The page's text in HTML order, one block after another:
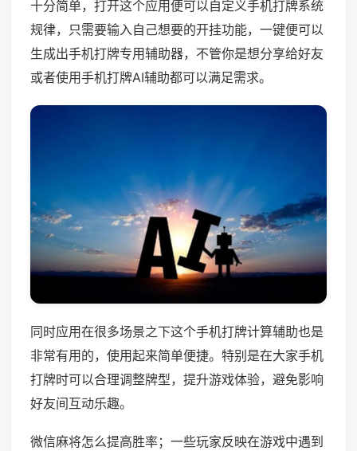
十分简单，打开这个应用便可以自定义手机打牌系统
规律，只需要输入自己想要的开挂功能，一键便可以
生成出手机打牌专用辅助器，不管你是想分享给好友
或者使用手机打牌AI辅助都可以满足需求。
同时应用在很多场景之下这个手机打牌计算辅助也是
非常有用的，使用起来简单便捷。特别是在大家手机
打牌时可以合理调整牌型，提升游戏体验，避免影响
好友间互动乐趣。
微信麻将怎么提高胜率；一些玩家反映在游戏中遇到